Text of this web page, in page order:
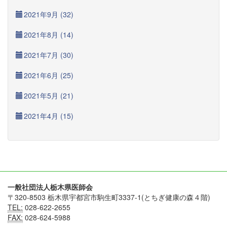
2021年9月 (32)
2021年8月 (14)
2021年7月 (30)
2021年6月 (25)
2021年5月 (21)
2021年4月 (15)
一般社団法人栃木県医師会
〒320-8503 栃木県宇都宮市駒生町3337-1(とちぎ健康の森４階)
TEL: 028-622-2655
FAX: 028-624-5988